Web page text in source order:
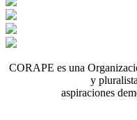
CORAPE es una
y
aspiraciones